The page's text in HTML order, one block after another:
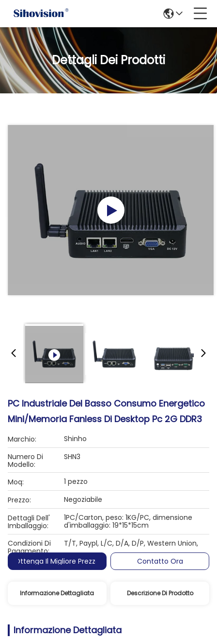
Dettagli Dei Prodotti
PC Industriale Del Basso Consumo Energetico
Mini/memoria Fanless Di Desktop Pc 2G DDR3
Marchio:
Shinho
Numero Di
Modello:
SHN3
Moq:
1 pezzo
Prezzo:
Negoziabile
Dettagli Dell'
Imballaggio:
1PC/Carton, peso: 1KG/PC, dimensione
d'imballaggio: 19*15*15cm
Condizioni Di
Pagamento:
T/T, Paypl, L/C, D/A, D/P, Western Union,
Ottenga Il Migliore Prezzo
Contatto Ora
Informazione Dettagliata Descrizione Di Prodotto
Informazione Dettagliata